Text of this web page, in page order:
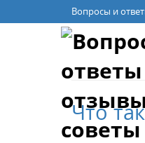
Вопросы и
Что